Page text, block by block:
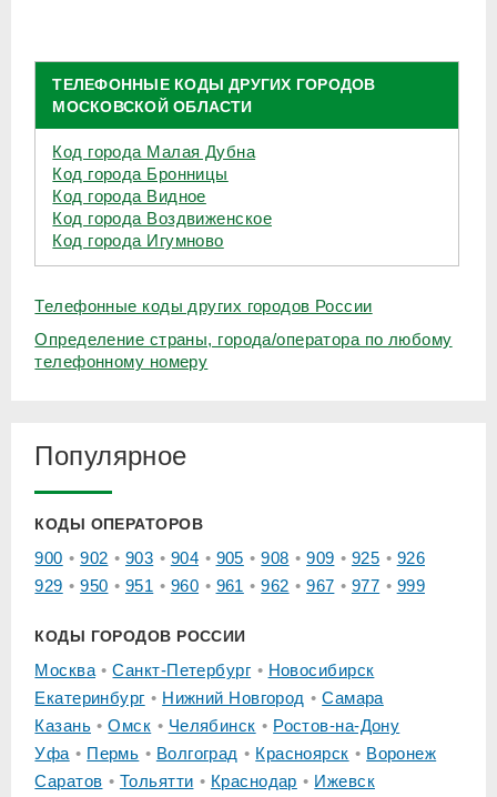
ТЕЛЕФОННЫЕ КОДЫ ДРУГИХ ГОРОДОВ
МОСКОВСКОЙ ОБЛАСТИ
Код города Малая Дубна
Код города Бронницы
Код города Видное
Код города Воздвиженское
Код города Игумново
Телефонные коды других городов России
Определение страны, города/оператора по любому
телефонному номеру
Популярное
КОДЫ ОПЕРАТОРОВ
900 902 903 904 905 908 909 925
926
929
950 951 960 961 962 967 977 999
КОДЫ ГОРОДОВ РОССИИ
Москва Санкт-Петербург
Новосибирск
Екатеринбург
Нижний Новгород
Самара
Казань
Омск Челябинск
Ростов-на-Дону
Уфа
Пермь Волгоград Красноярск
Воронеж
Саратов
Тольятти Краснодар Ижевск